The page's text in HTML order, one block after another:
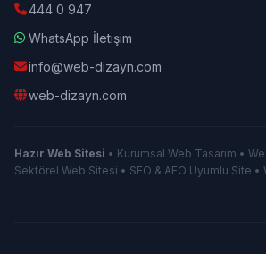
444 0 947
WhatsApp İletişim
info@web-dizayn.com
web-dizayn.com
Hazır Web Sitesi • Kurumsal Web Tasarım •
Sektörel Web Sitesi • SEO & AEO Uyumlu Site •